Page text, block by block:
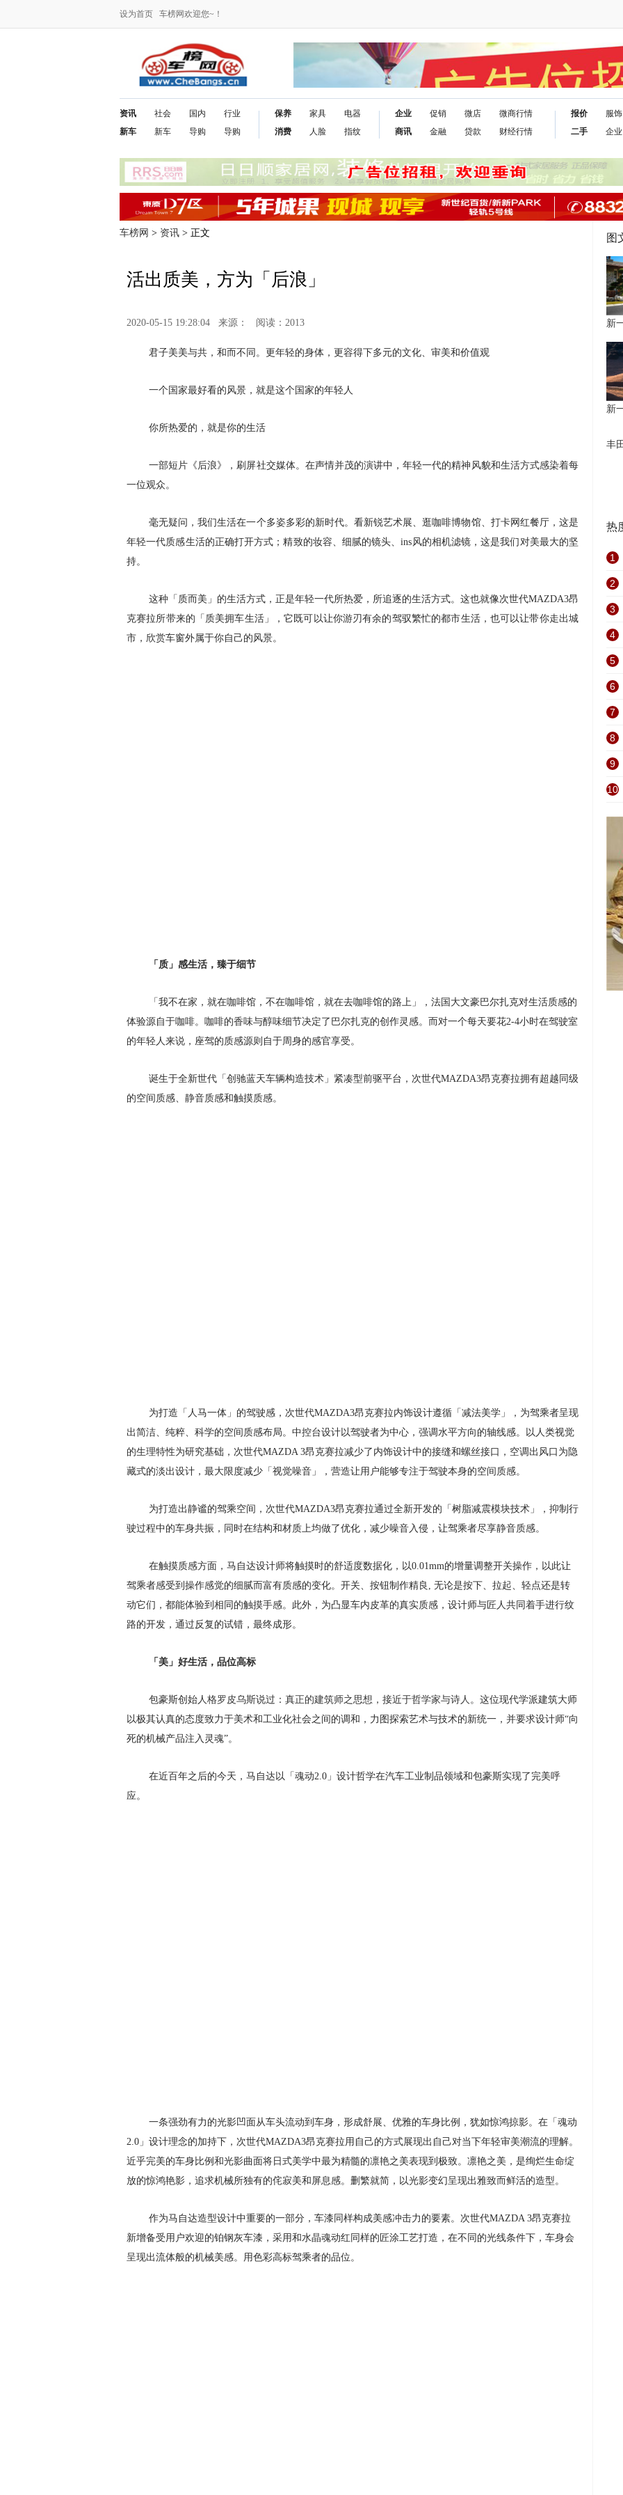
设为首页 车榜网欢迎您~！
资讯
新车
社会
新车
国内
导购
行业
导购
保养
消费
家具
人脸
电器
指纹
企业
商讯
促销
金融
微店
贷款
微商行情
财经行情
报价
二手
服饰
企业
车榜网 > 资讯 > 正文
活出质美，方为「后浪」
2020-05-15 19:28:04 来源： 阅读：2013
君子美美与共，和而不同。更年轻的身体，更容得下多元的文化、审美和价值观
一个国家最好看的风景，就是这个国家的年轻人
你所热爱的，就是你的生活
一部短片《后浪》，刷屏社交媒体。在声情并茂的演讲中，年轻一代的精神风貌和生活方式感染着每
一位观众。
毫无疑问，我们生活在一个多姿多彩的新时代。看新锐艺术展、逛咖啡博物馆、打卡网红餐厅，这是
年轻一代质感生活的正确打开方式；精致的妆容、细腻的镜头、ins风的相机滤镜，这是我们对美最大的坚
持。
这种「质而美」的生活方式，正是年轻一代所热爱，所追逐的生活方式。这也就像次世代MAZDA3昂
克赛拉所带来的「质美拥车生活」，它既可以让你游刃有余的驾驭繁忙的都市生活，也可以让带你走出城
市，欣赏车窗外属于你自己的风景。
「质」感生活，臻于细节
「我不在家，就在咖啡馆，不在咖啡馆，就在去咖啡馆的路上」，法国大文豪巴尔扎克对生活质感的
体验源自于咖啡。咖啡的香味与醇味细节决定了巴尔扎克的创作灵感。而对一个每天要花2-4小时在驾驶室
的年轻人来说，座驾的质感源则自于周身的感官享受。
诞生于全新世代「创驰蓝天车辆构造技术」紧凑型前驱平台，次世代MAZDA3昂克赛拉拥有超越同级
的空间质感、静音质感和触摸质感。
为打造「人马一体」的驾驶感，次世代MAZDA3昂克赛拉内饰设计遵循「减法美学」，为驾乘者呈现
出简洁、纯粹、科学的空间质感布局。中控台设计以驾驶者为中心，强调水平方向的轴线感。以人类视觉
的生理特性为研究基础，次世代MAZDA 3昂克赛拉减少了内饰设计中的接缝和螺丝接口，空调出风口为隐
藏式的淡出设计，最大限度减少「视觉噪音」，营造让用户能够专注于驾驶本身的空间质感。
为打造出静谧的驾乘空间，次世代MAZDA3昂克赛拉通过全新开发的「树脂减震模块技术」，抑制行
驶过程中的车身共振，同时在结构和材质上均做了优化，减少噪音入侵，让驾乘者尽享静音质感。
在触摸质感方面，马自达设计师将触摸时的舒适度数据化，以0.01mm的增量调整开关操作，以此让
驾乘者感受到操作感觉的细腻而富有质感的变化。开关、按钮制作精良, 无论是按下、拉起、轻点还是转
动它们，都能体验到相同的触摸手感。此外，为凸显车内皮革的真实质感，设计师与匠人共同着手进行纹
路的开发，通过反复的试错，最终成形。
「美」 好生活， 品位高标
包豪斯创始人格罗皮乌斯说过： 真正的建筑师之思想，接近于哲学家与诗人 。这位现代学派建筑大师
以极其认真的态度致力于美术和工业化社会之间的调和，力图探索艺术与技术的新统一，并要求设计师“向
死的机械产品注入灵魂”。
在近百年之后的今天，马自达以「魂动2.0」设计哲学在汽车工业制品领域和包豪斯实现了完美呼
应。
一条强劲有力的光影凹面从车头流动到车身，形成舒展、优雅的车身比例，犹如惊鸿掠影。在「魂动
2.0」设计理念的加持下，次世代MAZDA3昂克赛拉用自己的方式展现出自己对当下年轻审美潮流的理解。
近乎完美的车身比例和光影曲面将日式美学中最为精髓的凛艳之美表现到极致。凛艳之美，是绚烂生命绽
放的惊鸿艳影，追求机械所独有的侘寂美和屏息感。删繁就简，以光影变幻呈现出雅致而鲜活的造型。
作为马自达造型设计中重要的一部分，车漆同样构成美感冲击力的要素。次世代MAZDA 3昂克赛拉
新增备受用户欢迎的铂钢灰车漆，采用和水晶魂动红同样的匠涂工艺打造，在不同的光线条件下，车身会
呈现出流体般的机械美感。用色彩高标驾乘者的品位。
图
新
新
丰
热
1
2
3
4
5
6
7
8
9
10